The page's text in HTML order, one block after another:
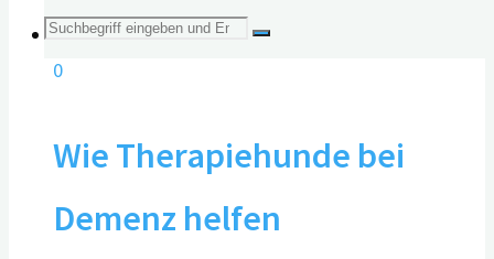
Suche
0
Wie Therapiehunde bei
Demenz helfen